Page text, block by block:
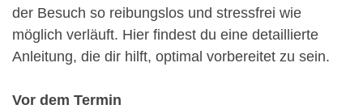
der Besuch so reibungslos und stressfrei wie
möglich verläuft. Hier findest du eine detaillierte
Anleitung, die dir hilft, optimal vorbereitet zu sein.
Vor dem Termin